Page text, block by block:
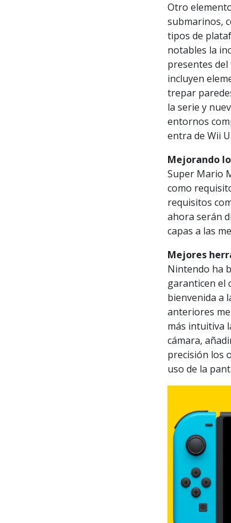
Otro
submarinos,
tipos de
notables la
presentes del
incluyen
trepar
la serie y
entornos
entra de Wii U.
Mejorando
Super Mario
como
requisitos
ahora serán
capas a las
Mejores
Nintendo ha
garanticen el
bienvenida a
anteriores
más intuitiva
cámara,
precisión los
uso de la